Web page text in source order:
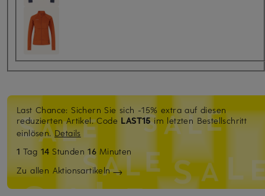
Last Chance: Sichern Sie sich -15% extra auf diesen
reduzierten Artikel. Code LAST15im letzten Bestellschritt
einlösen.Details
1 Tag 14 Stunden16 Minuten
Zu allen Aktionsartikeln